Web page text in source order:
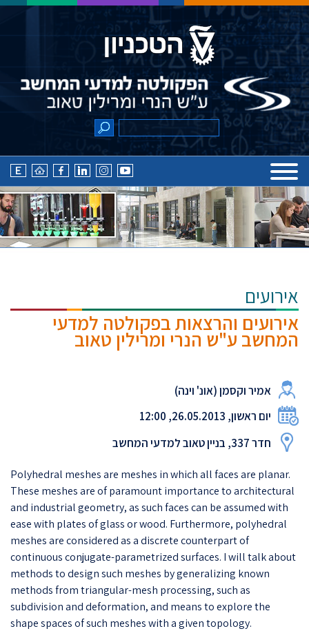
אירועים
אירועים והרצאות בפקולטה למדעי
המחשב ע"ש הנרי ומרילין טאוב
אמיר וקסמן (אונ' וינה)
יום ראשון, 26.05.2013, 12:00
חדר 337, בניין טאוב למדעי המחשב
Polyhedral meshes are meshes in which all faces are planar.
These meshes are of paramount importance to architectural
and industrial geometry, as such faces can be assumed with
ease with plates of glass or wood. Furthermore, polyhedral
meshes are considered as a discrete counterpart of
continuous conjugate-parametrized surfaces. I will talk about
methods to design such meshes by generalizing known
methods from triangular-mesh processing, such as
subdivision and deformation, and means to explore the
shape spaces of such meshes with a given topology.